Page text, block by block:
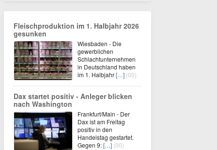
Fleischproduktion im 1. Halbjahr 2026
gesunken
Wiesbaden - Die
gewerblichen
Schlachtunternehmen
in Deutschland haben
im 1. Halbjahr[…] (00)
Dax startet positiv - Anleger blicken
nach Washington
Frankfurt/Main - Der
Dax ist am Freitag
positiv in den
Handelstag gestartet.
Gegen 9:[…] (00)